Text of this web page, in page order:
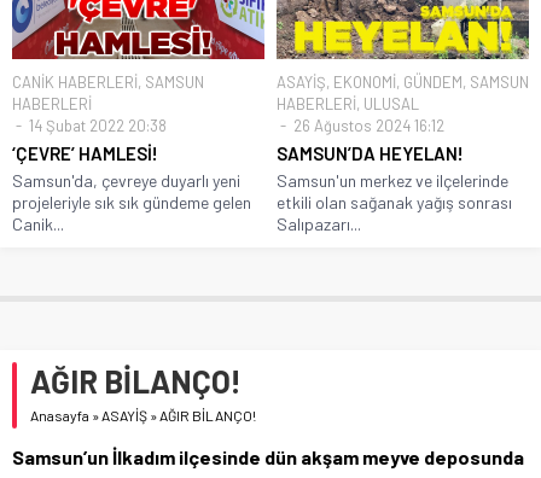
CANİK HABERLERİ, SAMSUN
HABERLERİ
14 Şubat 2022 20:38
‘ÇEVRE’ HAMLESİ!
Samsun'da, çevreye duyarlı yeni
projeleriyle sık sık gündeme gelen
Canik...
ASAYİŞ, EKONOMİ, GÜNDEM, SAMSUN
HABERLERİ, ULUSAL
26 Ağustos 2024 16:12
SAMSUN’DA HEYELAN!
Samsun'un merkez ve ilçelerinde
etkili olan sağanak yağış sonrası
Salıpazarı...
AĞIR BİLANÇO!
Anasayfa »ASAYİŞ »AĞIR BİLANÇO!
Samsun’un İlkadım ilçesinde dün akşam meyve deposunda